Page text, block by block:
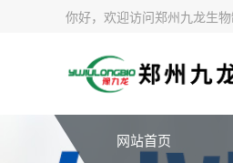
你好，欢迎访问郑州九龙生物
网站首页